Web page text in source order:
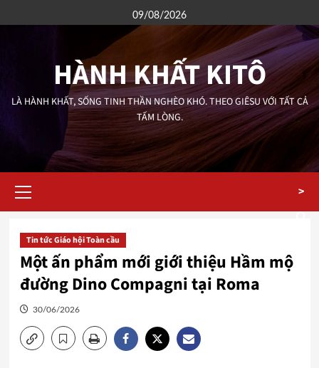
to
09/08/2026
HÀNH KHẤT KITÔ
LÀ HÀNH KHẤT, SỐNG TINH THẦN NGHÈO KHÓ. THEO GIÊSU VỚI TẤT CẢ
TẤM LÒNG.
Menu
>
Tin tức Giáo hội Toàn cầu
Một ấn phẩm mới giới thiệu Hầm mộ
đường Dino Compagni tại Roma
30/06/2026